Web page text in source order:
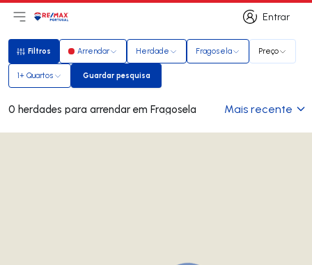
Entrar
Entrar
Abri menu principal
LogoIr para página inicial
Filtros
Filtros Arrendar Herdade Fragosela Preço
1+ Quartos Guardar pesquisa
Guardar pesquisa
0 herdades para arrendar em Fragosela Mais recente